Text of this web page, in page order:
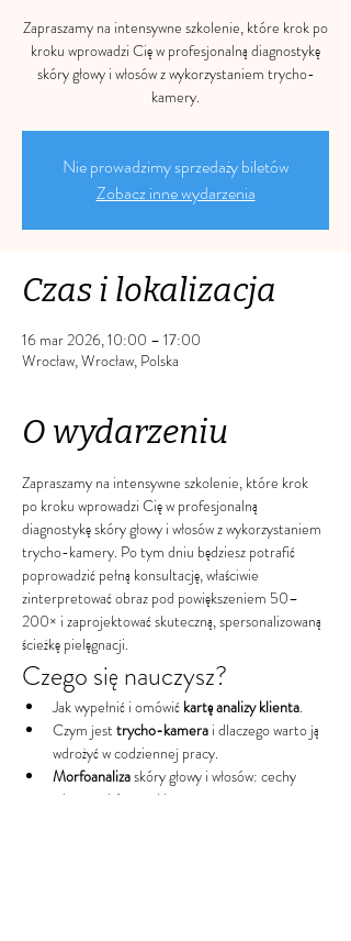
Zapraszamy na intensywne szkolenie, które krok po
kroku wprowadzi Cię w profesjonalną diagnostykę
skóry głowy i włosów z wykorzystaniem trycho-
kamery.
Nie prowadzimy sprzedaży biletów
Zobacz inne wydarzenia
Czas i lokalizacja
16 mar 2026, 10:00 – 17:00
Wrocław, Wrocław, Polska
O wydarzeniu
Zapraszamy na intensywne szkolenie, które krok
po kroku wprowadzi Cię w profesjonalną
diagnostykę skóry głowy i włosów z wykorzystaniem
trycho-kamery. Po tym dniu będziesz potrafić
poprowadzić pełną konsultację, właściwie
zinterpretować obraz pod powiększeniem 50–
200× i zaprojektować skuteczną, spersonalizowaną
ścieżkę pielęgnacji.
Czego się nauczysz?
Jak wypełnić i omówić kartę analizy klienta.
Czym jest trycho-kamera i dlaczego warto ją
wdrożyć w codziennej pracy.
Morfoanaliza skóry głowy i włosów: cechy
zdrowej skóry pod kamerą.